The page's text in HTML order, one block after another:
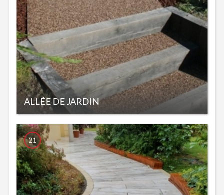
ALLÉE DE JARDIN
21